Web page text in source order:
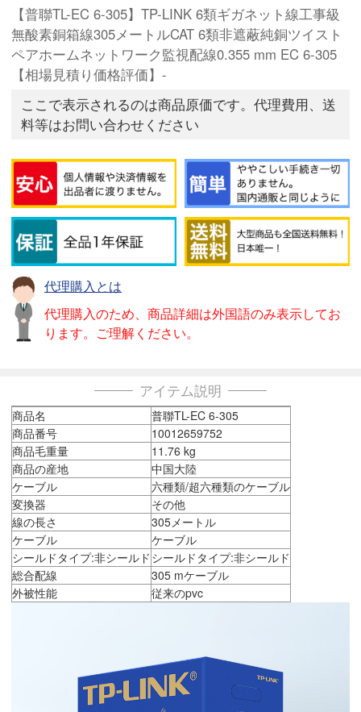
【普聯TL-EC 6-305】TP-LINK 6類ギガネット線工事級
無酸素銅箱線305メートルCAT 6類非遮蔽純銅ツイスト
ペアホームネットワーク監視配線0.355 mm EC 6-305
【相場見積り価格評価】-
ここで表示されるのは商品原価です。代理費用、送
料等はお問い合わせください
代理購入とは
代理購入のため、商品詳細は外国語のみ表示してお
ります。ご理解ください。
アイテム説明
商品名
普聯TL-EC 6-305
商品番号
10012659752
商品毛重量
11.76 kg
商品の産地
中国大陸
ケーブル
六種類/超六種類のケーブル
変換器
その他
線の長さ
305メートル
ケーブル
ケーブル
シールドタイプ:非シールド シールドタイプ:非シールド
総合配線
305 mケーブル
外被性能
従来のpvc